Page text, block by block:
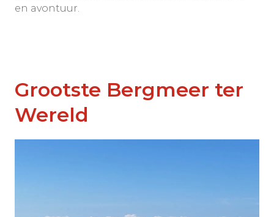
en avontuur.
Grootste Bergmeer ter
Wereld